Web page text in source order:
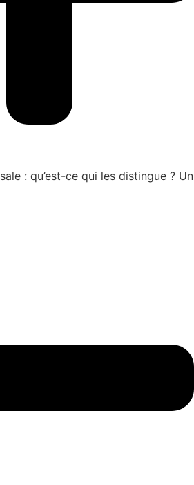
: qu’est-ce qui les distingue ? Un